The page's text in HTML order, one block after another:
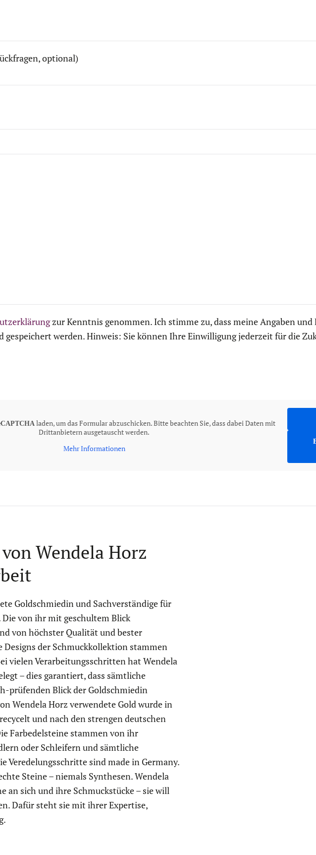
optional)
zur Kenntnis genommen. Ich stimme zu, dass meine Angaben
gespeichert werden. Hinweis: Sie können Ihre Einwilligung jederzeit für die
laden, um das Formular abzuschicken. Bitte beachten Sie, dass dabei Daten mit
Drittanbietern ausgetauscht werden.
Mehr Informationen
Wendela Horz
Goldschmiedin und Sachverständige für
von ihr mit geschultem Blick
von höchster Qualität und bester
der Schmuckkollektion stammen
vielen Verarbeitungsschritten hat Wendela
– dies garantiert, dass sämtliche
prüfenden Blick der Goldschmiedin
Wendela Horz verwendete Gold wurde in
und nach den strengen deutschen
Farbedelsteine stammen von ihr
oder Schleifern und sämtliche
Veredelungsschritte sind made in Germany.
Steine – niemals Synthesen. Wendela
an sich und ihre Schmuckstücke – sie will
Dafür steht sie mit ihrer Expertise,